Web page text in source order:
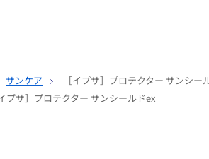
サンケア
［イプサ］プロテクター サンシー
イプサ］プロテクター サンシールドex